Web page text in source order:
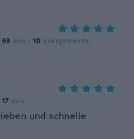
63 avis · 10 chargements
17 avis
und schnelle